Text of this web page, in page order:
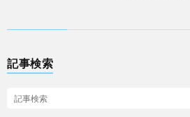
記事検索